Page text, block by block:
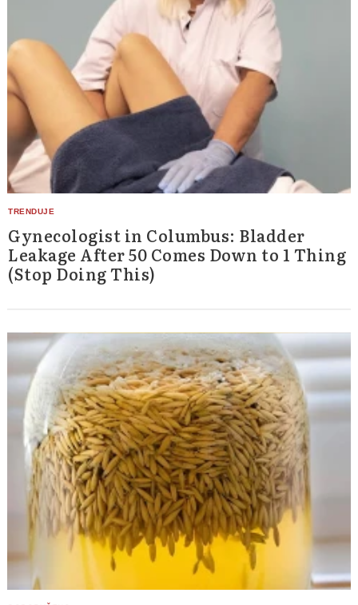
Gynecologist in Columbus: Bladder
Leakage After 50 Comes Down to 1 Thing
(Stop Doing This)